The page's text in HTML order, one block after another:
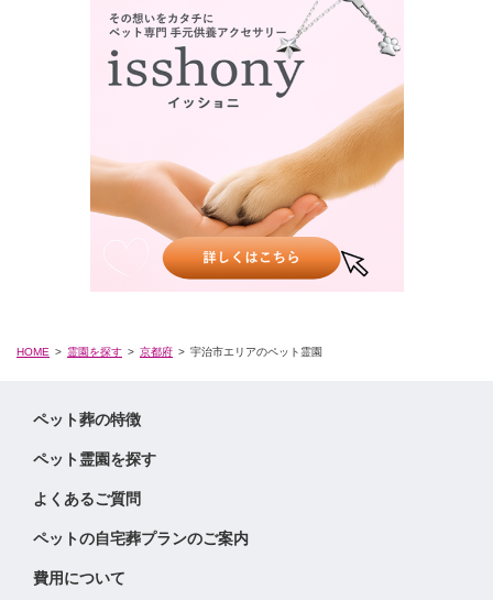
HOME 霊園を探す 京都府 宇治市エリアのペット霊園
ペット葬の特徴
ペット霊園を探す
よくあるご質問
ペットの自宅葬プランのご案内
費用について